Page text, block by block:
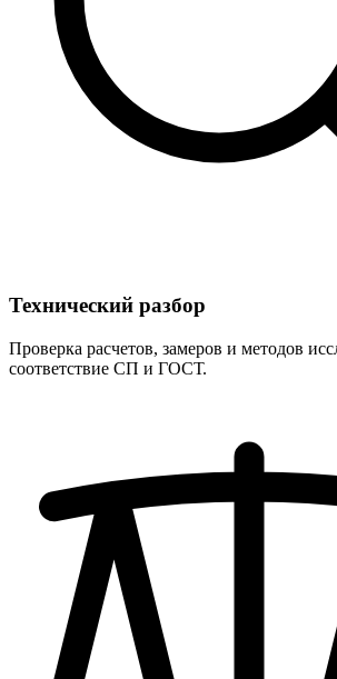
Технический разбор
Проверка расчетов, замеров и методов
соответствие СП и ГОСТ.